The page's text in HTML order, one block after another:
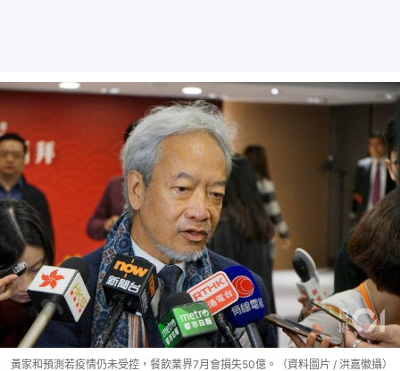
黃家和預測若疫情仍未受控，餐飲業界7月會損失50億。（資料圖片 / 洪嘉徽攝）